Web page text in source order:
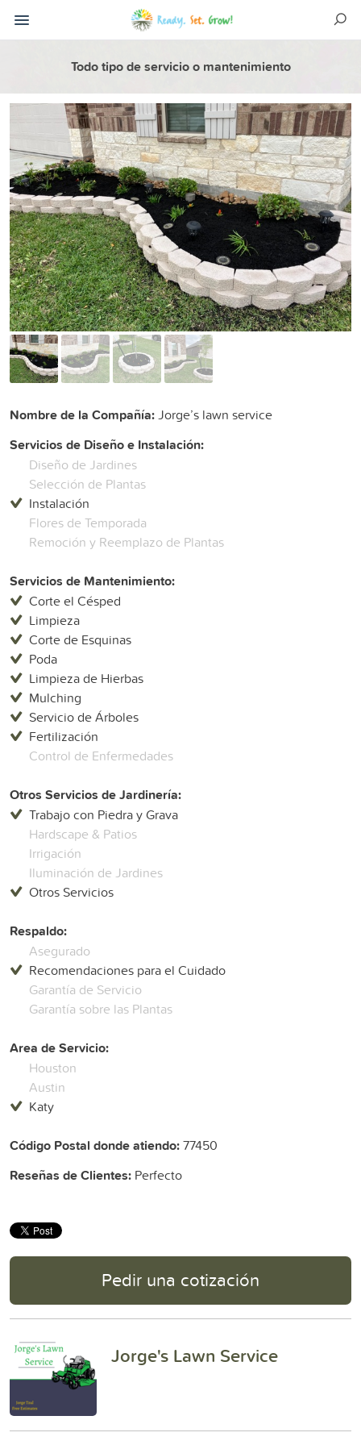
Todo tipo de servicio o mantenimiento
Nombre de la Compañía:Jorge’s lawn service
Servicios de Diseño e Instalación:
Diseño de Jardines
Selección de Plantas
Instalación
Flores de Temporada
Remoción y Reemplazo de Plantas
Servicios de Mantenimiento:
Corte el Césped
Limpieza
Corte de Esquinas
Poda
Limpieza de Hierbas
Mulching
Servicio de Árboles
Fertilización
Control de Enfermedades
Otros Servicios de Jardinería:
Trabajo con Piedra y Grava
Hardscape & Patios
Irrigación
Iluminación de Jardines
Otros Servicios
Respaldo:
Asegurado
Recomendaciones para el Cuidado
Garantía de Servicio
Garantía sobre las Plantas
Area de Servicio:
Houston
Austin
Katy
Código Postal donde atiendo:77450
Reseñas de Clientes: Perfecto
Pedir una cotización
Jorge's Lawn Service